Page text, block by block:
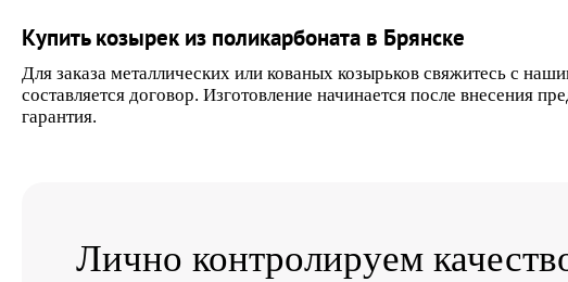
Купить козырек из поликарбоната в Брянске
Для заказа металлических или кованых козырьков свяжитесь с
составляется договор. Изготовление начинается после внесения
гарантия.
Лично контролируем